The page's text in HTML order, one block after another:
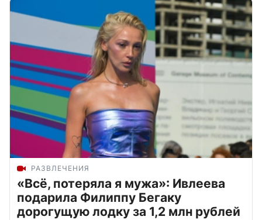
РАЗВЛЕЧЕНИЯ
«Всё, потеряла я мужа»: Ивлеева
подарила Филиппу Бегаку
дорогущую лодку за 1,2 млн рублей